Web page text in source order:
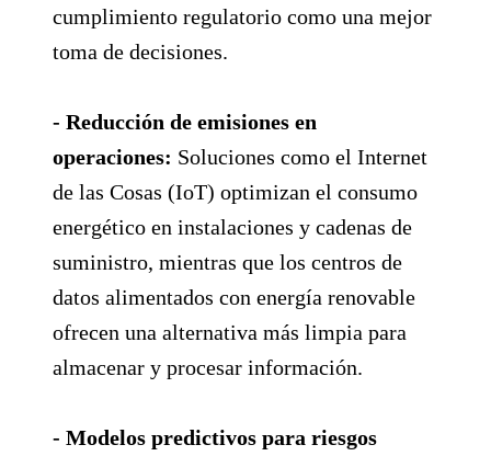
cumplimiento regulatorio como una mejor
toma de decisiones.
- Reducción de emisiones en
operaciones: Soluciones como el Internet
de las Cosas (IoT) optimizan el consumo
energético en instalaciones y cadenas de
suministro, mientras que los centros de
datos alimentados con energía renovable
ofrecen una alternativa más limpia para
almacenar y procesar información.
- Modelos predictivos para riesgos